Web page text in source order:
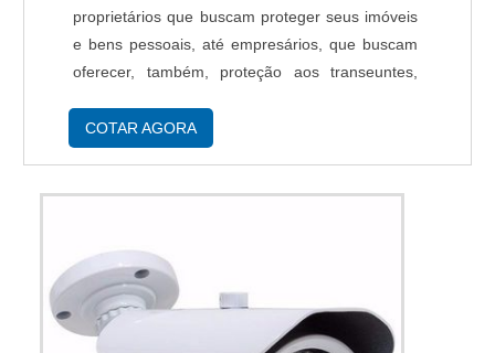
proprietários que buscam proteger seus imóveis
e bens pessoais, até empresários, que buscam
oferecer, também, proteção aos transeuntes,
PRODUTOS FORNECIDOS A quantidade de
COTAR AGORA